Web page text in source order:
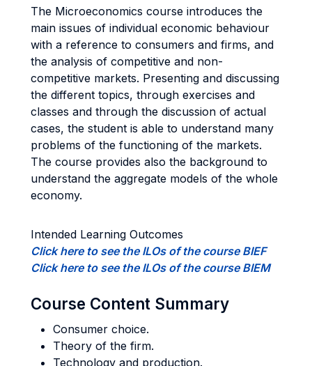
The Microeconomics course introduces the
main issues of individual economic behaviour
with a reference to consumers and firms, and
the analysis of competitive and non-
competitive markets. Presenting and discussing
the different topics, through exercises and
classes and through the discussion of actual
cases, the student is able to understand many
problems of the functioning of the markets.
The course provides also the background to
understand the aggregate models of the whole
economy.
Intended Learning Outcomes
Click here to see the ILOs of the course BIEF
Click here to see the ILOs of the course BIEM
Course Content Summary
Consumer choice.
Theory of the firm.
Technology and production.